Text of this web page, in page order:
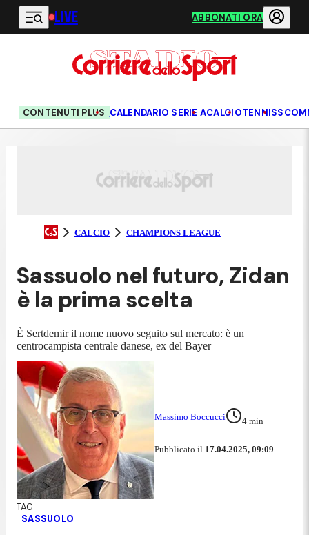
Vai al contenuto principale
LIVE ABBONATI ORA
CONTENUTI PLUS CALENDARIO SERIE ACALCIOTENNIS
CALCIO CHAMPIONS LEAGUE
Sassuolo nel futuro, Zidan
è la prima scelta
È Sertdemir il nome nuovo seguito sul mercato: è un
centrocampista centrale danese, ex del Bayer
Massimo Boccucci 4 min
Pubblicato il 17.04.2025, 09:09
SASSUOLO